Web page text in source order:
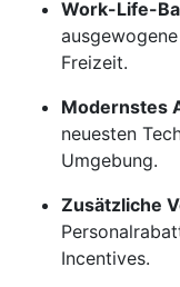
Work-Life-
Freizeit.
Modernstes
neuesten
Umgebung.
Zusätzliche
Incentives.